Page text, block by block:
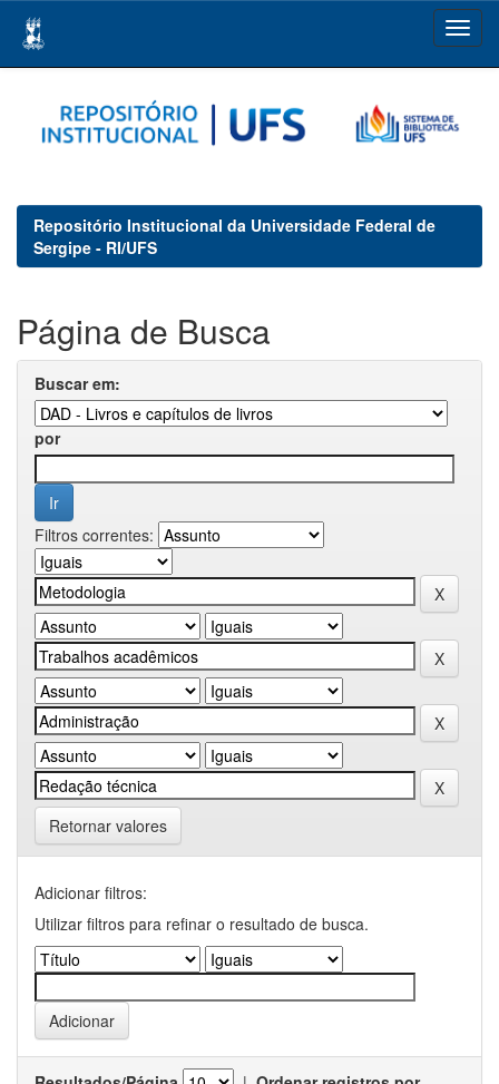
navigation
Repositório Institucional da Universidade Federal de
Sergipe - RI/UFS
Página de Busca
Buscar em:
por
Filtros correntes:
Retornar valores
Adicionar filtros:
Utilizar filtros para refinar o resultado de busca.